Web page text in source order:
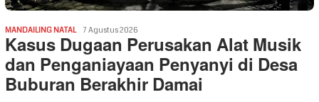
MANDAILING NATAL 7 Agustus 2026
Kasus Dugaan Perusakan Alat Musik
dan Penganiayaan Penyanyi di Desa
Buburan Berakhir Damai